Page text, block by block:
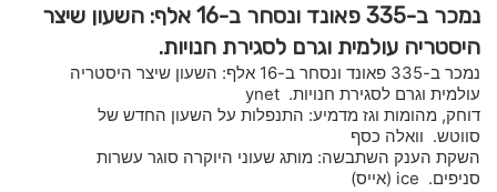
נמכר ב-335 פאונד ונסחר ב-16 אלף: השעון שיצר
היסטריה עולמית וגרם לסגירת חנויות.
נמכר ב-335 פאונד ונסחר ב-16 אלף: השעון שיצר היסטריה
עולמית וגרם לסגירת חנויות. ynet
דוחק, מהומות וגז מדמיע: התנפלות על השעון החדש של
סווטש. וואלה כסף
השקת הענק השתבשה: מותג שעוני היוקרה סוגר עשרות
סניפים. ice (אייס)